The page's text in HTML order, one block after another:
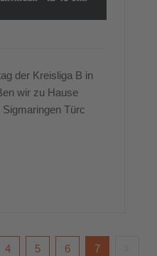
der Kreisliga B in
wir zu Hause
Türc
4 5 6 7